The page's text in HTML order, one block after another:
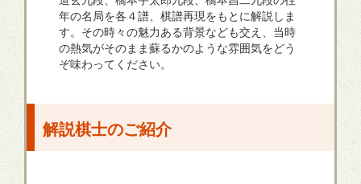
年の名局を各４譜、棋譜再現をもとに解説しま
す。その時々の魅力ある背景なども交え、当時
の熱気がそのまま蘇るかのような雰囲気をどう
ぞ味わってください。
解説棋士のご紹介